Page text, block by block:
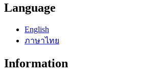
Language
English
ภาษาไทย
Information